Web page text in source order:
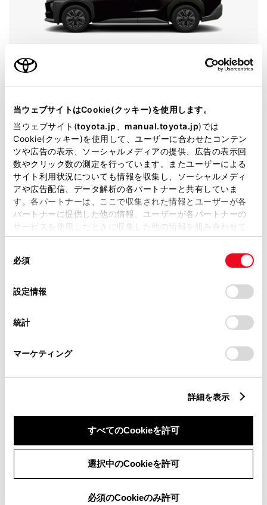
当ウェブサイトはCookie(クッキー)を使用します。
当ウェブサイト(toyota.jp manual.toyota.jp)では
Cookie(クッキー)を使用して、ユーザーに合わせたコンテン
ツや広告の表示、ソーシャルメディアの提供、広告の表示回
数やクリック数の測定を行っています。またユーザーによる
サイト利用状況についても情報を収集し、ソーシャルメディ
アや広告配信、データ解析の各パートナーと共有していま
す。各パートナーは、ここで収集された情報とユーザーが各
パートナーに提供した他の情報、ユーザーが各パートナーの
サービスを使用したときに収集した他の情報を組み合わせて
使用することがあります。当ウェブサイトの使用を続行する
デバイスにすべてのCookie(クッキー)が保存されることに同
意したことになります。Cookie(クッキー)のオプトアウト、
設定の変更、同意を撤回したりするにあたっては、当社の
「Cookie（クッキー）情報の取り扱いについて
」をご覧くだ
必須
設定情報
統計
マーケティング
詳細を表示
すべてのCookieを許可
選択中のCookieを許可
必須のCookieのみ許可
グレード
エンジンタイプ BEV
駆動方式 FWD
試乗予約
施設情報・サービス